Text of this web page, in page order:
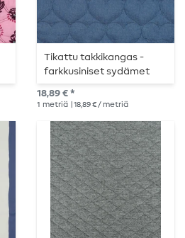
Tikattu takkikangas -
farkkusiniset sydämet
18,89 € *
1 metriä | 18,89 € / metriä